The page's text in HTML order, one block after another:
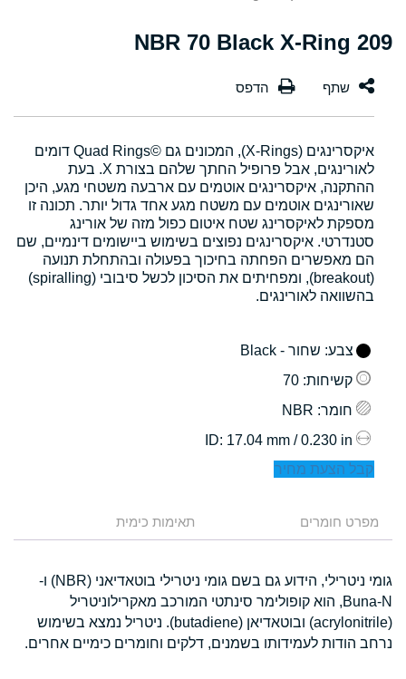
209 NBR 70 Black X-Ring
איקסרינגים (X-Rings), המכונים גם Quad Rings©‎ דומים
לאורינגים, אבל פרופיל החתך שלהם בצורת X. בעת
ההתקנה, איקסרינגים אוטמים עם ארבעה משטחי מגע, היכן
שאורינגים אוטמים עם משטח מגע אחד גדול יותר. תכונה זו
מספקת לאיקסרינג שטח איטום כפול מזה של אורינג
סטנדרטי. איקסרינגים נפוצים בשימוש ביישומים דינמיים, שם
הם מאפשרים הפחתה בחיכוך בפעולה ובהתחלת תנועה
(breakout), ומפחיתים את הסיכון לכשל סיבובי (spiralling)
בהשוואה לאורינגים.
צבע: שחור - Black
קשיחות: 70
חומר: NBR
: 17.04 mm / 0.230 in
קבל הצעת מחיר
מפרט חומרים תאימות כימית
גומי ניטרילי, הידוע גם בשם גומי ניטרילי בוטאדיאני (NBR) ו-
Buna-N, הוא קופולימר סינתטי המורכב מאקרילוניטריל
(acrylonitrile) ובוטאדיאן (butadiene). ניטריל נמצא בשימוש
נרחב הודות לעמידותו בשמנים, דלקים וחומרים כימיים אחרים.